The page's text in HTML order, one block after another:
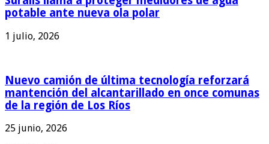
potable ante nueva ola polar
1 julio, 2026
Nuevo camión de última tecnología reforzará
mantención del alcantarillado en once comunas
de la región de Los Ríos
25 junio, 2026